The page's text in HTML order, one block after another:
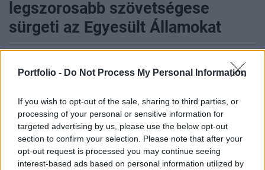
Portfolio - Do Not Process My Personal Information
If you wish to opt-out of the sale, sharing to third parties, or
processing of your personal or sensitive information for
targeted advertising by us, please use the below opt-out
section to confirm your selection. Please note that after your
opt-out request is processed you may continue seeing
interest-based ads based on personal information utilized by
legszorosabb szövetségese
sürgeti az Egyesült Államokat
2023. december 07. 18:01
A brit külügyminiszter, David Cameron arra
szólította fel az amerikai döntéshozókat
Washingtonban, hogy támogassák Ukrajnát.
Cameron felhívásával Joe Biden amerikai elnök
korábbi kérésére reagált, amelyben Biden arra